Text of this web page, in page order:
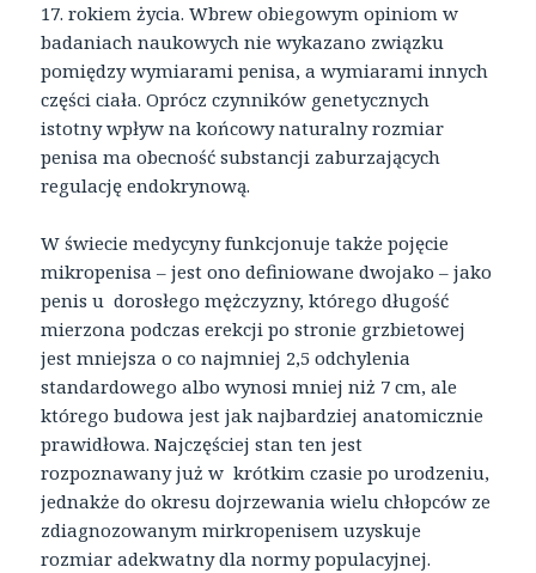
17. rokiem życia. Wbrew obiegowym opiniom w
badaniach naukowych nie wykazano związku
pomiędzy wymiarami penisa, a wymiarami innych
części ciała. Oprócz czynników genetycznych
istotny wpływ na końcowy naturalny rozmiar
penisa ma obecność substancji zaburzających
regulację endokrynową.
W świecie medycyny funkcjonuje także pojęcie
mikropenisa – jest ono definiowane dwojako – jako
penis u dorosłego mężczyzny, którego długość
mierzona podczas erekcji po stronie grzbietowej
jest mniejsza o co najmniej 2,5 odchylenia
standardowego albo wynosi mniej niż 7 cm, ale
którego budowa jest jak najbardziej anatomicznie
prawidłowa. Najczęściej stan ten jest
rozpoznawany już w krótkim czasie po urodzeniu,
jednakże do okresu dojrzewania wielu chłopców ze
zdiagnozowanym mirkropenisem uzyskuje
rozmiar adekwatny dla normy populacyjnej.